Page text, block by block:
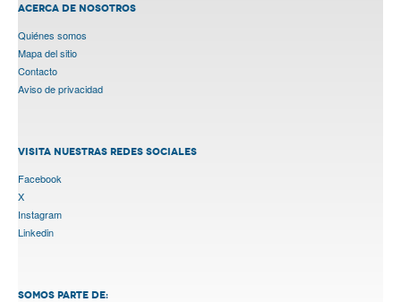
ACERCA DE NOSOTROS
Quiénes somos
Mapa del sitio
Contacto
Aviso de privacidad
VISITA NUESTRAS REDES SOCIALES
Facebook
X
Instagram
Linkedin
SOMOS PARTE DE: